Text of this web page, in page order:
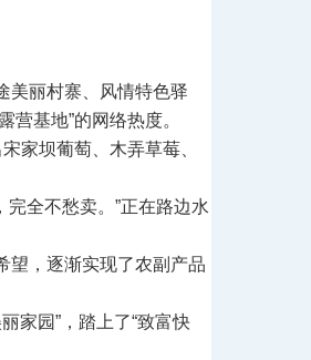
美丽村寨、风情特色驿
基地”的网络热度。
家坝葡萄、木弄草莓、
全不愁卖。 ”正在路边水
望，逐渐实现了农副产品
家园”，踏上了“致富快